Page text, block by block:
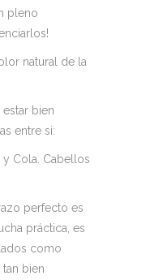
pleno
natural de la
estar bien
entre si:
y Cola. Cabellos
perfecto es
práctica, es
como
bien